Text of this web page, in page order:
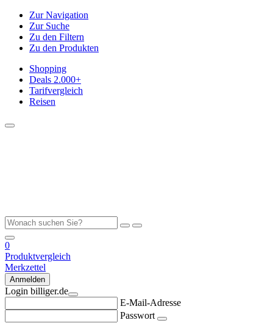
Zur Navigation
Zur Suche
Zu den Filtern
Zu den Produkten
Shopping
Deals 2.000+
Tarifvergleich
Reisen
0
Produktvergleich
Merkzettel
Anmelden
Login billiger.de
E-Mail-Adresse
Passwort